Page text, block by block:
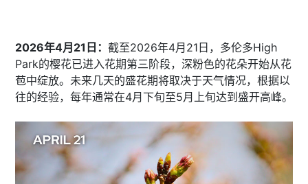
2026年4月21日： 截至2026年4月21日，多伦多High
Park的樱花已进入花期第三阶段，深粉色的花朵开始从花
苞中绽放。未来几天的盛花期将取决于天气情况，根据以
往的经验，​每年通常在4月下旬至5月上旬达到盛开高峰。​